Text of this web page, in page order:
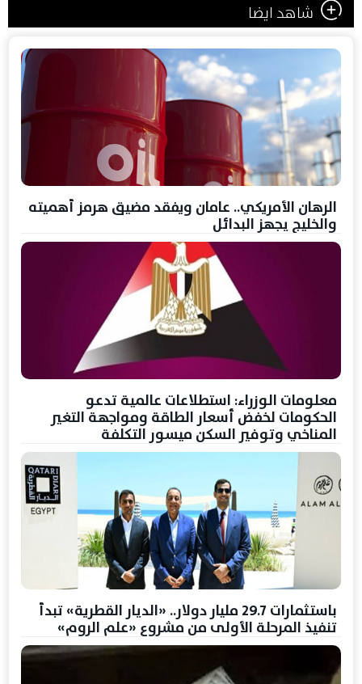
شاهد ايضا
الرهان الأمريكي.. عامان ويفقد مضيق هرمز أهميته
والخليج يجهز البدائل
معلومات الوزراء: استطلاعات عالمية تدعو
الحكومات لخفض أسعار الطاقة ومواجهة التغير
المناخي وتوفير السكن ميسور التكلفة
باستثمارات 29.7 مليار دولار.. «الديار القطرية» تبدأ
تنفيذ المرحلة الأولى من مشروع «علم الروم»